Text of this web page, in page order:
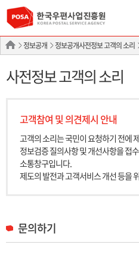
정보공개 정보공개사전정보 고객의 소리
사전정보 고객의 소리
고객참여 및 의견제시 안내
고객의 소리는 국민이 요청하기 전에
정보검증 질의사항 및 개선사항을 접
소통창구입니다.
제도의 발전과 고객서비스 개선 등을
문의하기